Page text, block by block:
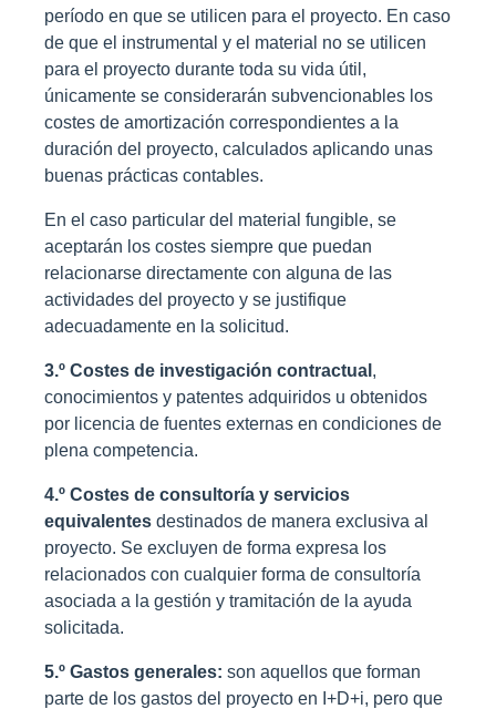
período en que se utilicen para el proyecto. En caso
de que el instrumental y el material no se utilicen
para el proyecto durante toda su vida útil,
únicamente se considerarán subvencionables los
costes de amortización correspondientes a la
duración del proyecto, calculados aplicando unas
buenas prácticas contables.
En el caso particular del material fungible, se
aceptarán los costes siempre que puedan
relacionarse directamente con alguna de las
actividades del proyecto y se justifique
adecuadamente en la solicitud.
3.º Costes de investigación contractual ,
conocimientos y patentes adquiridos u obtenidos
por licencia de fuentes externas en condiciones de
plena competencia.
4.º Costes de consultoría y servicios
equivalentes destinados de manera exclusiva al
proyecto. Se excluyen de forma expresa los
relacionados con cualquier forma de consultoría
asociada a la gestión y tramitación de la ayuda
solicitada.
5.º Gastos generales: son aquellos que forman
parte de los gastos del proyecto en I+D+i, pero que